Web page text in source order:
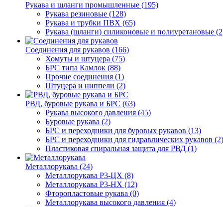
Рукава и шланги промышленные (195)
Рукава резиновые (128)
Рукава и трубки ПВХ (65)
Рукава (шланги) силиконовые и полиуретановые
Соединения для рукавов (166)
Хомуты и штуцера (75)
БРС типа Камлок (88)
Прочие соединения (1)
Штуцера и ниппели (2)
РВД, буровые рукава и БРС (63)
Рукава высокого давления (45)
Буровые рукава (2)
БРС и переходники для буровых рукавов (13)
БРС и переходники для гидравлических рукавов (2)
Пластиковая спиральная защита для РВД (1)
Металлорукава (24)
Металлорукава Р3-ЦХ (8)
Металлорукава Р3-НХ (12)
Фторопластовые рукава (0)
Металлорукава высокого давления (4)